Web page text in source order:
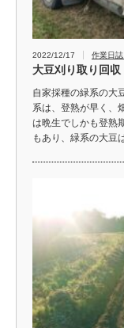
2022/12/17 作業日
大豆刈り取り回
自家採種の緑系の大
系は、登熟が早く、
は晩生でしかも登熟
もあり、緑系の大豆